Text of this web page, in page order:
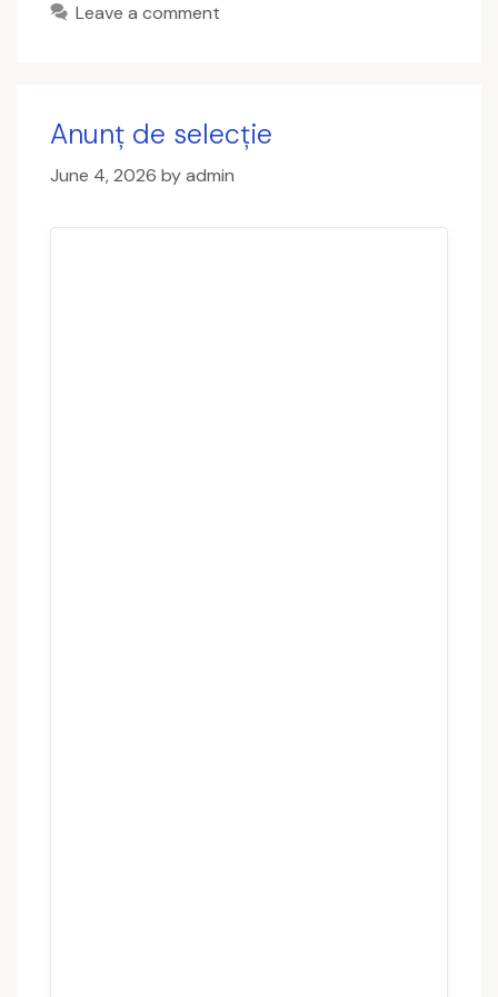
Leave a comment
Anunț de selecție
June 4, 2026 byadmin